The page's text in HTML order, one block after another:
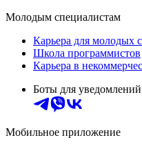
Молодым специалистам
Карьера для молодых
Школа программистов
Карьера в
Боты для уведомлений
Мобильное приложение